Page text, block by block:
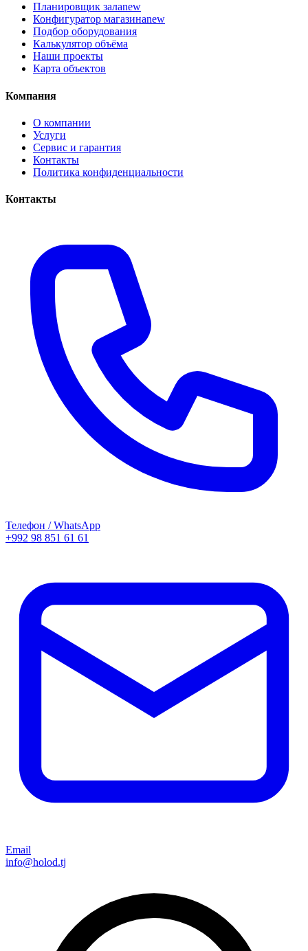
Планировщик залаnew
Конфигуратор магазинаnew
Подбор оборудования
Калькулятор объёма
Наши проекты
Карта объектов
Компания
О компании
Услуги
Сервис и гарантия
Контакты
Политика конфиденциальности
Контакты
Телефон / WhatsApp
+992 98 851 61 61
Email
info@holod.tj